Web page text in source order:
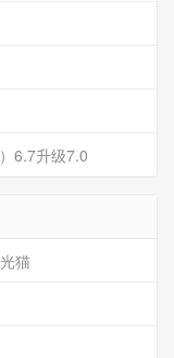
6.7升级7.0
猫